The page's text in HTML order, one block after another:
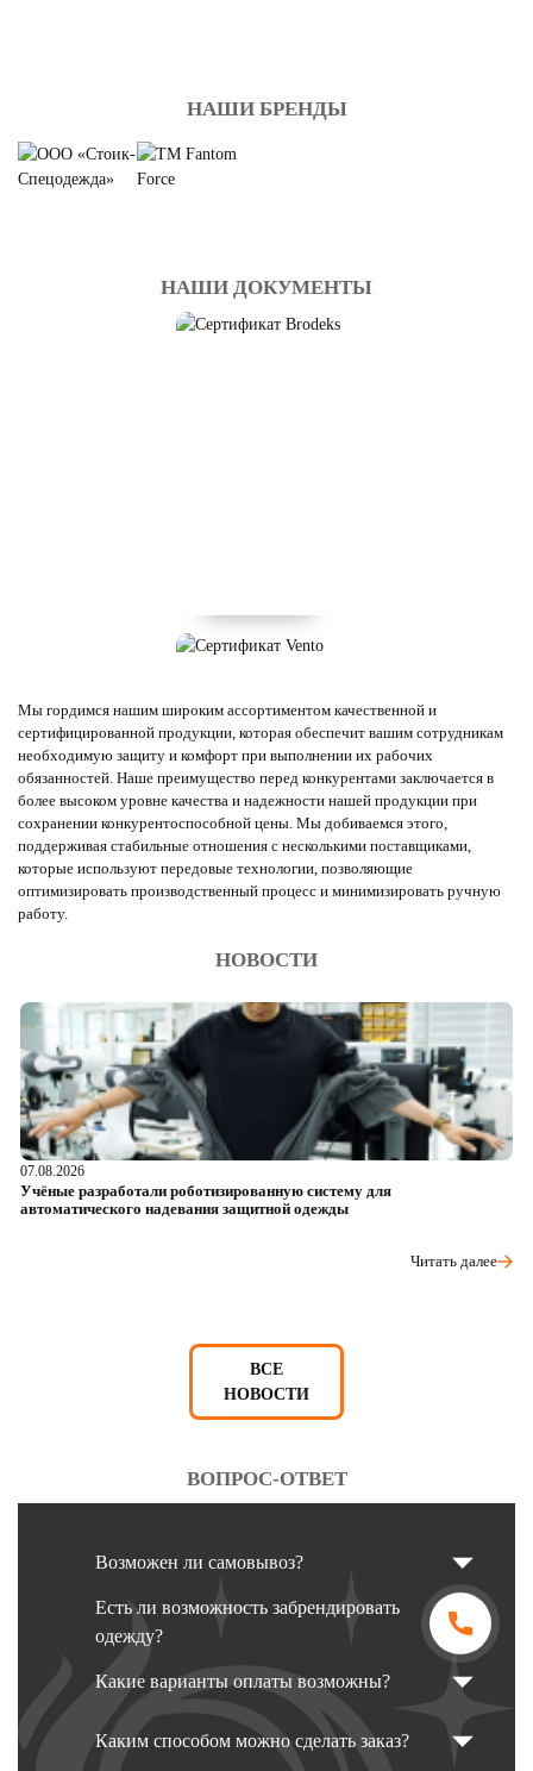
СИГНАЛЬНАЯ
НАШИ БРЕНДЫ
НАШИ ДОКУМЕНТЫ
Мы гордимся нашим широким ассортиментом качественной и
сертифицированной продукции, которая обеспечит вашим сотрудникам
необходимую защиту и комфорт при выполнении их рабочих
обязанностей. Наше преимущество перед конкурентами заключается в
более высоком уровне качества и надежности нашей продукции при
сохранении конкурентоспособной цены. Мы добиваемся этого,
поддерживая стабильные отношения с несколькими поставщиками,
которые используют передовые технологии, позволяющие
оптимизировать производственный процесс и минимизировать ручную
работу.
НОВОСТИ
07.08.2026
Учёные разработали роботизированную систему для
автоматического надевания защитной одежды
Читать далее
ВСЕ
НОВОСТИ
ВОПРОС-ОТВЕТ
Возможен ли самовывоз?
Есть ли возможность забрендировать
одежду?
Какие варианты оплаты возможны?
Каким способом можно сделать заказ?